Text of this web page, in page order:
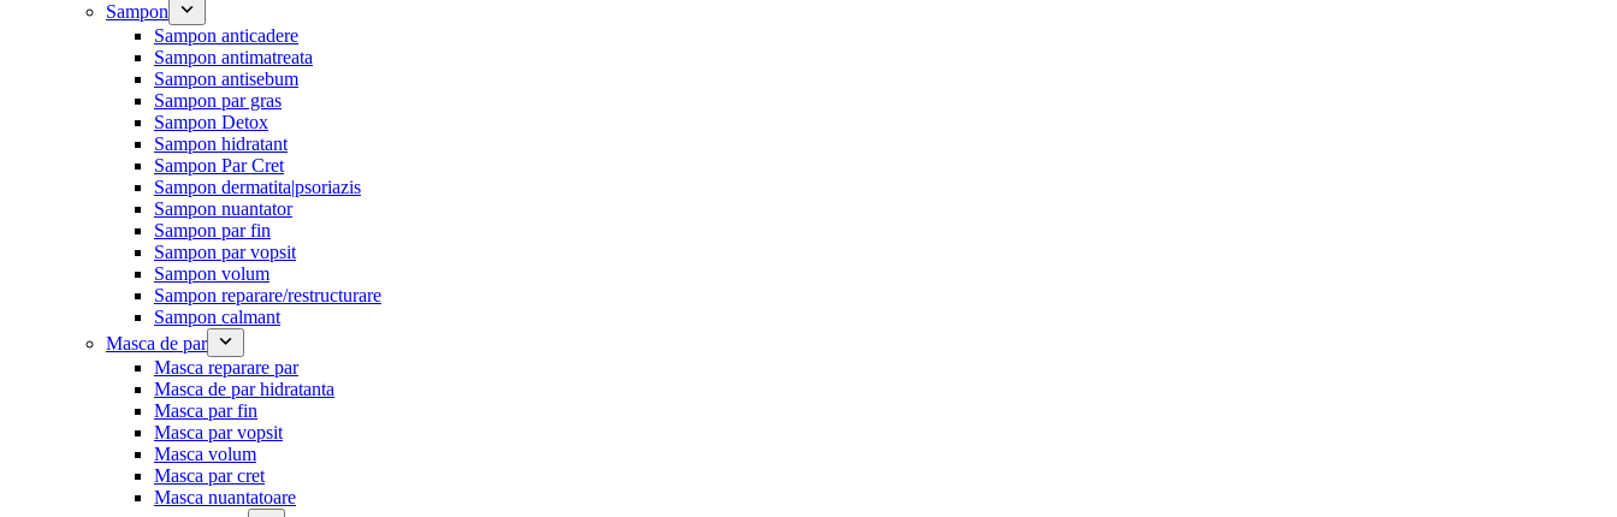
Sampon
Sampon anticadere
Sampon antimatreata
Sampon antisebum
Sampon par gras
Sampon Detox
Sampon hidratant
Sampon Par Cret
Sampon dermatita|psoriazis
Sampon nuantator
Sampon par fin
Sampon par vopsit
Sampon volum
Sampon reparare/restructurare
Sampon calmant
Masca de par
Masca reparare par
Masca de par hidratanta
Masca par fin
Masca par vopsit
Masca volum
Masca par cret
Masca nuantatoare